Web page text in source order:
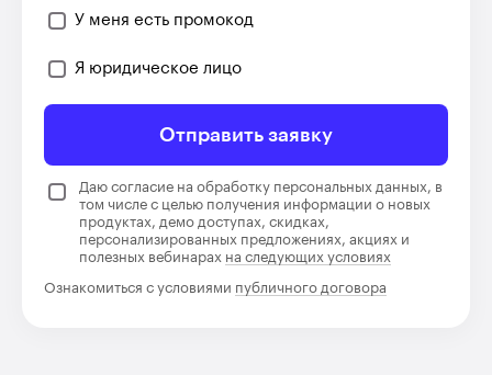
У меня есть промокод
Я юридическое лицо
Отправить заявку
Даю согласие на обработку персональных данных, в
том числе с целью получения информации о новых
продуктах, демо доступах, скидках,
персонализированных предложениях, акциях и
полезных вебинарах на следующих условиях
Ознакомиться с условиями публичного договора